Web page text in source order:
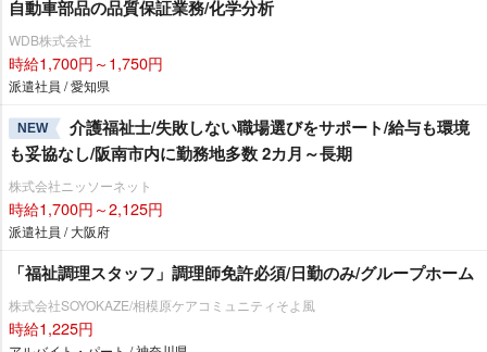
自動車部品の品質保証業務/化学分析
WDB株式会社
時給1,700円～1,750円
派遣社員 / 愛知県
NEW
介護福祉士/失敗しない職場選びをサポート/給与も環境
も妥協なし/阪南市内に勤務地多数 2カ月～長期
株式会社ニッソーネット
時給1,700円～2,125円
派遣社員 / 大阪府
「福祉調理スタッフ」調理師免許必須/日勤のみ/グループホーム
株式会社SOYOKAZE/相模原ケアコミュニティそよ風
時給1,225円